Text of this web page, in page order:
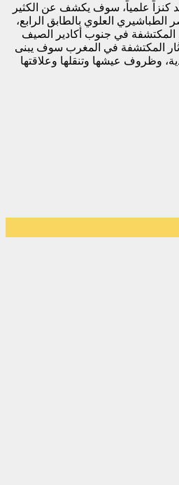
كنزاً علمياً، سوف يكشف عن الكثير
العلوي بالطابق الرابع،
حيث ستؤكد هذه الآثار الجديد المكتشفة في جنوب أكادير الصيف
المكتشفة في المغرب سوف يبنى
وظروف عيشها وتنقلها وعلاقتها